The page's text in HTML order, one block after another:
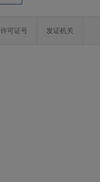
许可证号 发证机关